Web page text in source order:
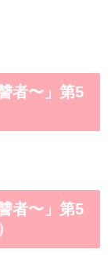
者〜」第5
者〜」第5